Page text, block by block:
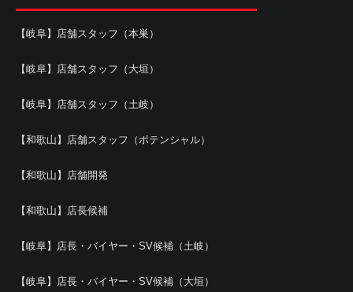
【岐阜】店舗スタッフ（本巣）
【岐阜】店舗スタッフ（大垣）
【岐阜】店舗スタッフ（土岐）
【和歌山】店舗スタッフ（ポテンシャル）
【和歌山】店舗開発
【和歌山】店長候補
【岐阜】店長・バイヤー・SV候補（土岐）
【岐阜】店長・バイヤー・SV候補（大垣）